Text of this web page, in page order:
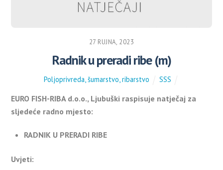
27 RUJNA, 2023
Radnik u preradi ribe (m)
Poljoprivreda, šumarstvo, ribarstvo SSS
EURO FISH-RIBA d.o.o., Ljubuški raspisuje natječaj za
sljedeće radno mjesto:
RADNIK U PRERADI RIBE
Uvjeti: